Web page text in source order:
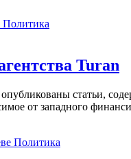
Политика
Turan
статьи,
от западного
Политика